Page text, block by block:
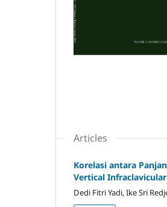
Articles
Korelasi antara
Vertical
Dedi Fitri Yadi, Ike Sri